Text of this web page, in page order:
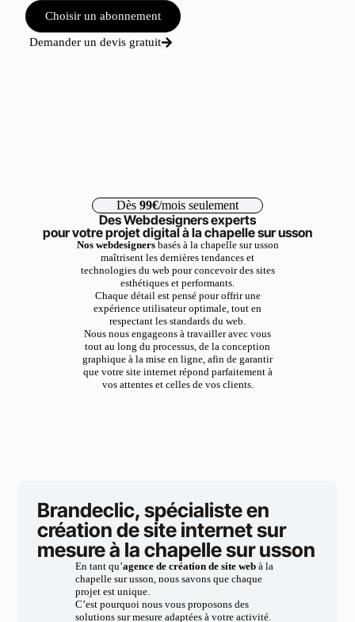
Choisir un abonnement
Demander un devis gratuit
Dès 99€/mois seulement
Des Webdesigners experts
pour votre projet digital à la chapelle sur usson
Nos webdesignersbasés à la chapelle sur usson
maîtrisent les dernières tendances et
technologies du web pour concevoir des sites
esthétiques et performants.
Chaque détail est pensé pour offrir une
expérience utilisateur optimale, tout en
respectant les standards du web.
Nous nous engageons à travailler avec vous
tout au long du processus, de la conception
graphique à la mise en ligne, afin de garantir
que votre site internet répond parfaitement à
vos attentes et celles de vos clients.
Brandeclic, spécialiste en
création de site internet sur
mesure à la chapelle sur usson
En tant qu’agence de création de site webà la
chapelle sur usson, nous savons que chaque
projet est unique.
C’est pourquoi nous vous proposons des
solutions sur mesure adaptées à votre activité.